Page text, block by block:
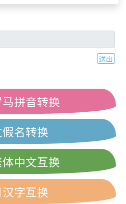
送出
马拼音转换
假名转换
中文互换
字互换